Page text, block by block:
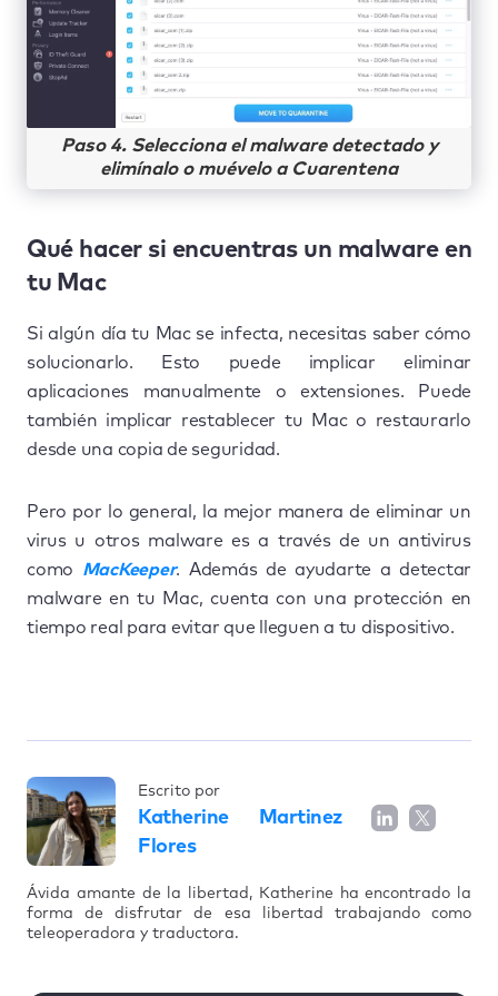
Paso 4. Selecciona el malware detectado y
elimínalo o muévelo a Cuarentena
Qué hacer si encuentras un malware en
tu Mac
Si algún día tu Mac se infecta, necesitas saber cómo
solucionarlo. Esto puede implicar eliminar
aplicaciones manualmente o extensiones. Puede
también implicar restablecer tu Mac o restaurarlo
desde una copia de seguridad.
Pero por lo general, la mejor manera de eliminar un
virus u otros malware es a través de un antivirus
como MacKeeper. Además de ayudarte a detectar
malware en tu Mac, cuenta con una protección en
tiempo real para evitar que lleguen a tu dispositivo.
Escrito por
Katherine Martinez
Flores
Ávida amante de la libertad, Katherine ha encontrado la
forma de disfrutar de esa libertad trabajando como
teleoperadora y traductora.